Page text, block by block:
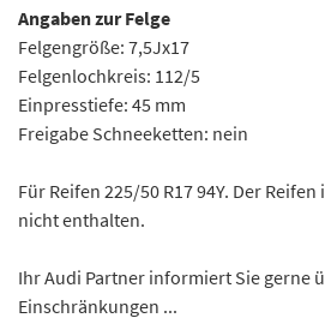
Angaben zur Felge
Felgengröße: 7,5Jx17
Felgenlochkreis: 112/5
Einpresstiefe: 45 mm
Freigabe Schneeketten: nein
Für Reifen 225/50 R17 94Y. Der
nicht enthalten.
Ihr Audi Partner informiert Sie gerne
Einschränkungen ...